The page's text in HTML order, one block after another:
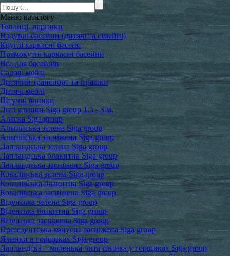
Меню каталогу
Теплиці, парники
Надувні басейни (дитячі та сімейні)
Круглі каркасні басени
Прямокутні каркасні басейни
Все для басейнів
Садові меблі
Дитячий транспорт та іграшки
Дитячі меблі
Штучні ялинки
Литі ялинки Siga group 1.5 - 3 м.
Аляска Siga group
Альпійська зелена Siga group
Альпійська засніжена Siga group
Лапландська зелена Siga group
Лапландська блакитна Siga group
Лапландська засніжена Siga group
Ковалівська зелена Siga group
Ковалівська блакитна Siga group
Ковалівська засніжена Siga group
Віденська зелена Siga group
Віденська блакитна Siga group
Віденська засніжена Siga group
Презедентська конусна засніжена Siga group
Ялинки в горщиках Siga group
Лапландска – маленька лита ялинка у горщиках Siga group